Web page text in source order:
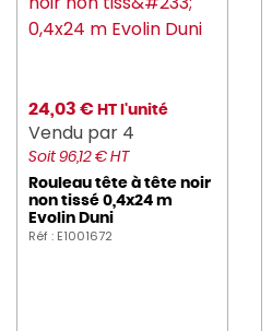
24,03 € HT l'unité
Vendu par 4
Soit 96,12 € HT
Rouleau tête à tête noir
non tissé 0,4x24 m
Evolin Duni
Réf : E1001672